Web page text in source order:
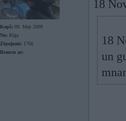
Kopš: 09. May 2009
No: Rīga
Ziņojumi: 1766
Braucu ar:
18
18
un